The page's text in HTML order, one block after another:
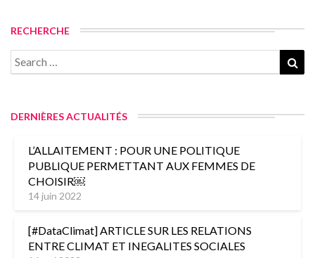
27/04/2020)
RECHERCHE
Search
for:
DERNIÈRES ACTUALITÉS
L’ALLAITEMENT : POUR UNE POLITIQUE
PUBLIQUE PERMETTANT AUX FEMMES DE
CHOISIR￼
14 juin 2022
[#DataClimat] ARTICLE SUR LES RELATIONS
ENTRE CLIMAT ET INEGALITES SOCIALES